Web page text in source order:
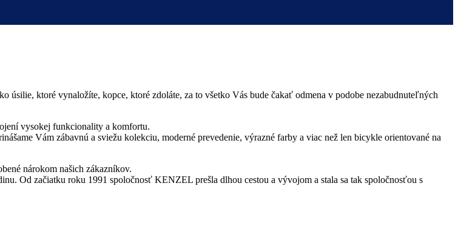
úsilie, ktoré vynaložíte, kopce, ktoré zdoláte, za to všetko Vás bude čakať odmena v podobe nezabudnuteľných
vysokej funkcionality a komfortu.
Vám zábavnú a sviežu kolekciu, moderné prevedenie, výrazné farby a viac než len bicykle orientované na
nárokom našich zákazníkov.
Od začiatku roku 1991 spoločnosť KENZEL prešla dlhou cestou a vývojom a stala sa tak spoločnosťou s